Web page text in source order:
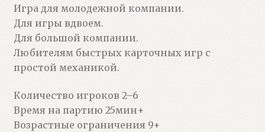
Игра для молодежной компании.
Для игры вдвоем.
Для большой компании.
Любителям быстрых карточных игр с
простой механикой.
Количество игроков 2–6
Время на партию 25мин+
Возрастные ограничения 9+